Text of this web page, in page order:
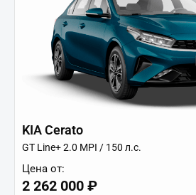
KIA Cerato
GT Line+ 2.0 MPI / 150 л.с.
Цена от:
2 262 000 ₽